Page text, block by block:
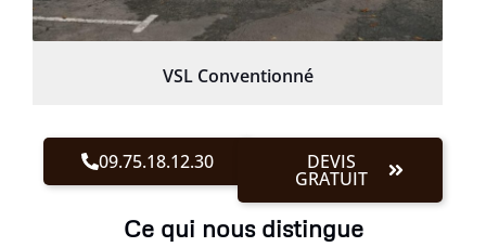
VSL Conventionné
09.75.18.12.30 DEVIS
GRATUIT
Ce qui nous distingue